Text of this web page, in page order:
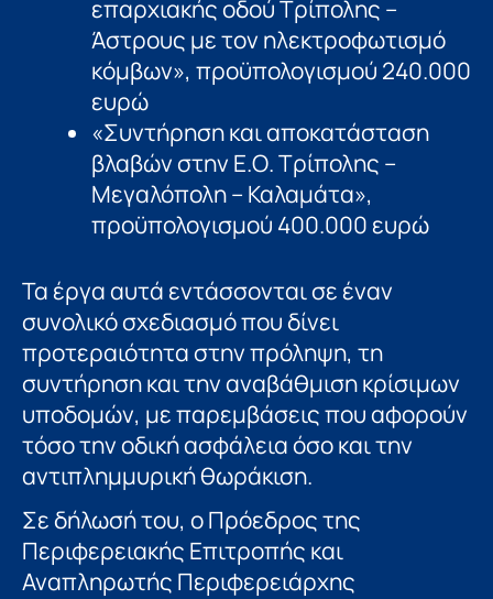
επαρχιακής οδού Τρίπολης –
Άστρους με τον ηλεκτροφωτισμό
κόμβων», προϋπολογισμού 240.000
ευρώ
«Συντήρηση και αποκατάσταση
βλαβών στην Ε.Ο. Τρίπολης –
Μεγαλόπολη – Καλαμάτα»,
προϋπολογισμού 400.000 ευρώ
Τα έργα αυτά εντάσσονται σε έναν
συνολικό σχεδιασμό που δίνει
προτεραιότητα στην πρόληψη, τη
συντήρηση και την αναβάθμιση κρίσιμων
υποδομών, με παρεμβάσεις που αφορούν
τόσο την οδική ασφάλεια όσο και την
αντιπλημμυρική θωράκιση.
Σε δήλωσή του, ο Πρόεδρος της
Περιφερειακής Επιτροπής και
Αναπληρωτής Περιφερειάρχης